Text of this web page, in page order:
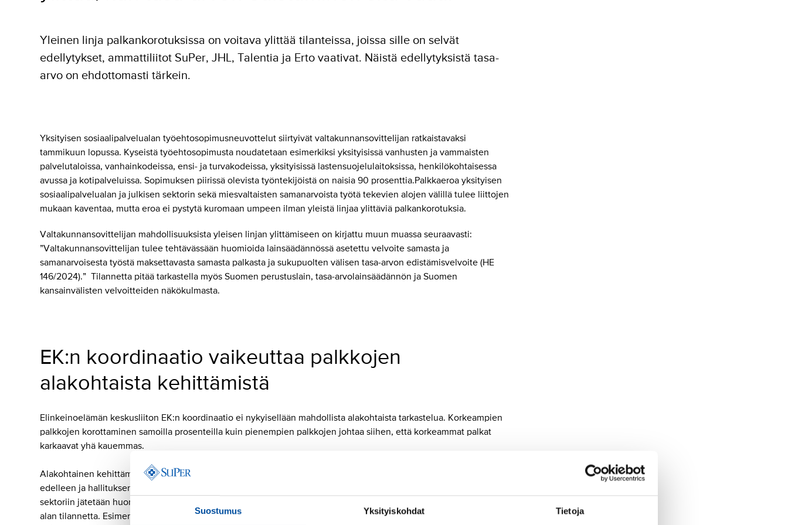
Suostumus Yksityiskohdat Tietoja
Yleinen linja palkankorotuksissa on voitava ylittää tilanteissa, joissa sille on selvät
edellytykset, ammattiliitot SuPer, JHL, Talentia ja Erto vaativat. Näistä edellytyksistä tasa-
arvo on ehdottomasti tärkein.
Yksityisen sosiaalipalvelualan työehtosopimusneuvottelut siirtyivät valtakunnansovittelijan ratkaistavaksi
tammikuun lopussa. Kyseistä työehtosopimusta noudatetaan esimerkiksi yksityisissä vanhusten ja vammaisten
palvelutaloissa, vanhainkodeissa, ensi- ja turvakodeissa, yksityisissä lastensuojelulaitoksissa, henkilökohtaisessa
avussa ja kotipalveluissa. Sopimuksen piirissä olevista työntekijöistä on naisia 90 prosenttia.Palkkaeroa yksityisen
sosiaalipalvelualan ja julkisen sektorin sekä miesvaltaisten samanarvoista työtä tekevien alojen välillä tulee liittojen
mukaan kaventaa, mutta eroa ei pystytä kuromaan umpeen ilman yleistä linjaa ylittäviä palkankorotuksia.
Valtakunnansovittelijan mahdollisuuksista yleisen linjan ylittämiseen on kirjattu muun muassa seuraavasti:
”Valtakunnansovittelijan tulee tehtävässään huomioida lainsäädännössä asetettu velvoite samasta ja
samanarvoisesta työstä maksettavasta samasta palkasta ja sukupuolten välisen tasa-arvon edistämisvelvoite (HE
146/2024).” Tilannetta pitää tarkastella myös Suomen perustuslain, tasa-arvolainsäädännön ja Suomen
kansainvälisten velvoitteiden näkökulmasta.
EK:n koordinaatio vaikeuttaa palkkojen
alakohtaista kehittämistä
Elinkeinoelämän keskusliiton EK:n koordinaatio ei nykyisellään mahdollista alakohtaista tarkastelua. Korkeampien
palkkojen korottaminen samoilla prosenteilla kuin pienempien palkkojen johtaa siihen, että korkeammat palkat
karkaavat yhä kauemmas.
Alakohtainen kehittäminen on hankalaa, ja tilanne on vaikea. Yleisellä linjalla palkkakuoppa uhkaa kasvaa yhä
edelleen ja hallituksen säästötoimet kurjistavat alaa. Lisäksi jo sovitut kirjaukset palkkaeron kuromisesta julkiseen
sektoriin jätetään huomiotta. Palkkaerojen kasvattamisen lisäksi nykyisen hallituksen lainsäädäntötoimet kurjistavat
alan tilannetta. Esimerkiksi muutos, jossa määräaikaisen sopimuksen voisi jatkossa solmia ilman perusteita